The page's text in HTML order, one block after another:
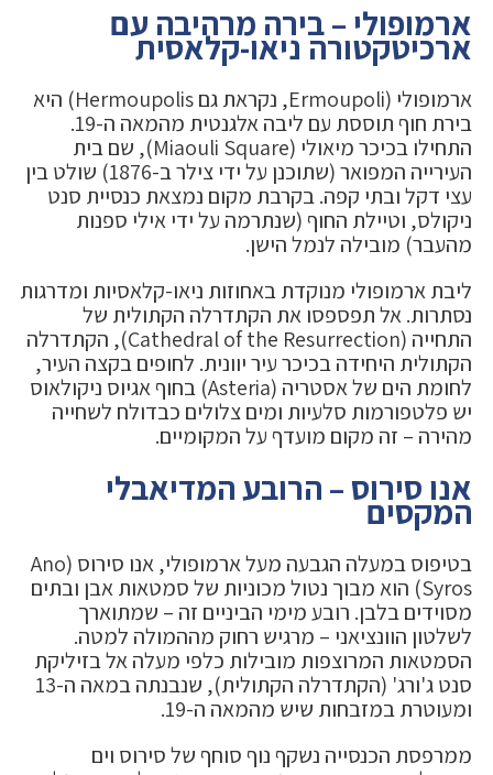
ארמופולי – בירה מרהיבה עם
ארכיטקטורה ניאו-קלאסית
ארמופולי (Ermoupoli, נקראת גם Hermoupolis) היא
בירת חוף תוססת עם ליבה אלגנטית מהמאה ה-19.
התחילו בכיכר מיאולי (Miaouli Square), שם בית
העירייה המפואר (שתוכנן על ידי צילר ב-1876) שולט בין
עצי דקל ובתי קפה. בקרבת מקום נמצאת כנסיית סנט
ניקולס, וטיילת החוף (שנתרמה על ידי אילי ספנות
מהעבר) מובילה לנמל הישן.
ליבת ארמופולי מנוקדת באחוזות ניאו-קלאסיות ומדרגות
נסתרות. אל תפספסו את הקתדרלה הקתולית של
התחייה (Cathedral of the Resurrection), הקתדרלה
הקתולית היחידה בכיכר עיר יוונית. לחופים בקצה העיר,
לחומת הים של אסטריה (Asteria) בחוף אגיוס ניקולאוס
יש פלטפורמות סלעיות ומים צלולים כבדולח לשחייה
מהירה – זה מקום מועדף על המקומיים.
אנו סירוס – הרובע המדיאבלי
המקסים
בטיפוס במעלה הגבעה מעל ארמופולי, אנו סירוס (Ano
Syros) הוא מבוך נטול מכוניות של סמטאות אבן ובתים
מסוידים בלבן. רובע מימי הביניים זה – שמתוארך
לשלטון הוונציאני – מרגיש רחוק מההמולה למטה.
הסמטאות המרוצפות מובילות כלפי מעלה אל בזיליקת
סנט ג'ורג' (הקתדרלה הקתולית), שנבנתה במאה ה-13
ומעוטרת במזבחות שיש מהמאה ה-19.
ממרפסת הכנסייה נשקף נוף סוחף של סירוס וים